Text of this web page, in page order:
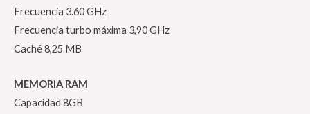
Frecuencia 3.60 GHz
Frecuencia turbo máxima 3,90 GHz
Caché 8,25 MB
MEMORIA RAM
Capacidad 8GB